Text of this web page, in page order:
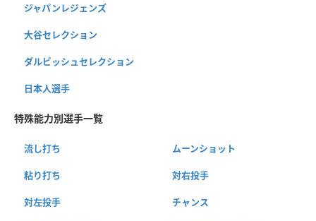
ジャパンレジェンズ
大谷セレクション
ダルビッシュセレクション
日本人選手
特殊能力別選手一覧
流し打ち ムーンショット
粘り打ち 対右投手
対左投手 チャンス